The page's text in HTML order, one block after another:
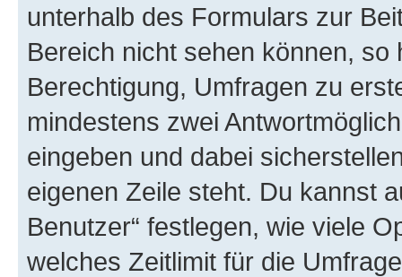
unterhalb des Formulars zur
Bereich nicht sehen können,
Berechtigung, Umfragen zu
mindestens zwei
eingeben und dabei
eigenen Zeile steht. Du kannst
Benutzer“ festlegen, wie viele
welches Zeitlimit für die